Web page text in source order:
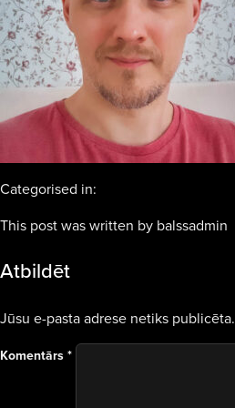
Categorised in:
This post was written by balssadmin
Atbildēt
Jūsu e-pasta adrese netiks publicēta.
Komentārs*